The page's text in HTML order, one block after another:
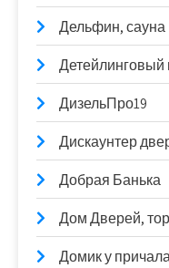
Дельфин, сауна
Детейлинговый
ДизельПро19
Дискаунтер
Добрая Банька
Дом Дверей,
Домик у